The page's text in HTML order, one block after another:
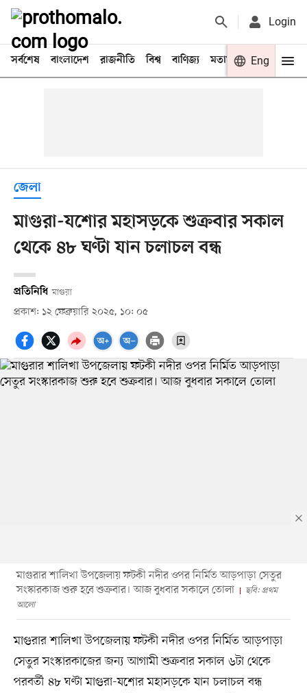
Login
সর্বশেষ বাংলাদেশ রাজনীতি বিশ্ব বাণিজ্য মতামত খেলা
Eng
জেলা
মাগুরা-যশোর মহাসড়কে শুক্রবার সকাল
থেকে ৪৮ ঘণ্টা যান চলাচল বন্ধ
প্রতিনিধি মাগুরা
প্রকাশ: ১২ ফেব্রুয়ারি ২০২৫, ১০: ০৫
মাগুরার শালিখা উপজেলায় ফটকী নদীর ওপর নির্মিত আড়পাড়া সেতুর
সংস্কারকাজ শুরু হবে শুক্রবার। আজ বুধবার সকালে তোলা
ছবি: প্রথম
আলো
মাগুরার শালিখা উপজেলায় ফটকী নদীর ওপর নির্মিত আড়পাড়া
সেতুর সংস্কারকাজের জন্য আগামী শুক্রবার সকাল ৬টা থেকে
পরবর্তী ৪৮ ঘণ্টা মাগুরা-যশোর মহাসড়কে যান চলাচল বন্ধ